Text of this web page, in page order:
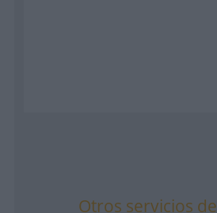
Otros servicios de